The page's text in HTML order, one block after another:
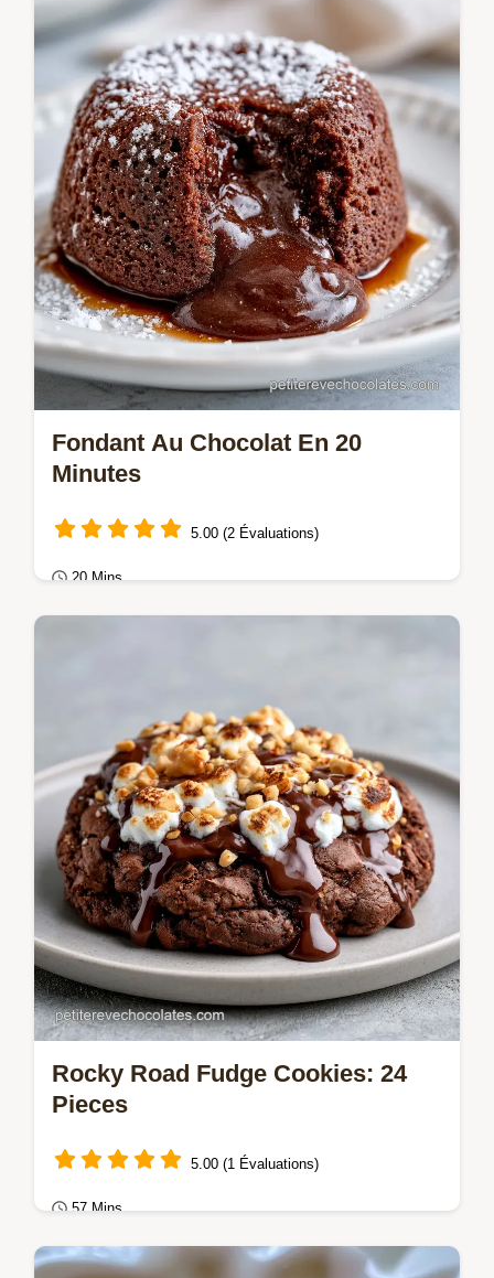
Découvrez ce gâteau chocolat noir intense
au cœur coulant.
Fondant Au Chocolat En 20
Minutes
5.00 (2 Évaluations)
20 Mins
Gâteaux au chocolat
Préparez un petit fondant chocolat individuel
avec notre checklist des erreurs communes.
Rocky Road Fudge Cookies: 24
Pieces
5.00 (1 Évaluations)
57 Mins
Gâteaux au chocolat